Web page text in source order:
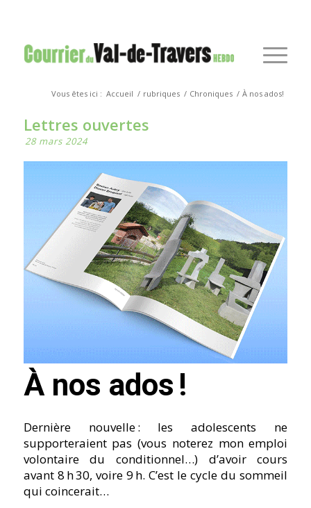
Vous êtes ici : Accueil / rubriques / Chroniques / À nos ados!
Lettres ouvertes
28 mars 2024
À nos ados !
Dernière nouvelle : les adolescents ne
supporteraient pas (vous noterez mon emploi
volontaire du conditionnel…) d’avoir cours
avant 8 h 30, voire 9 h. C’est le cycle du sommeil
qui coincerait…